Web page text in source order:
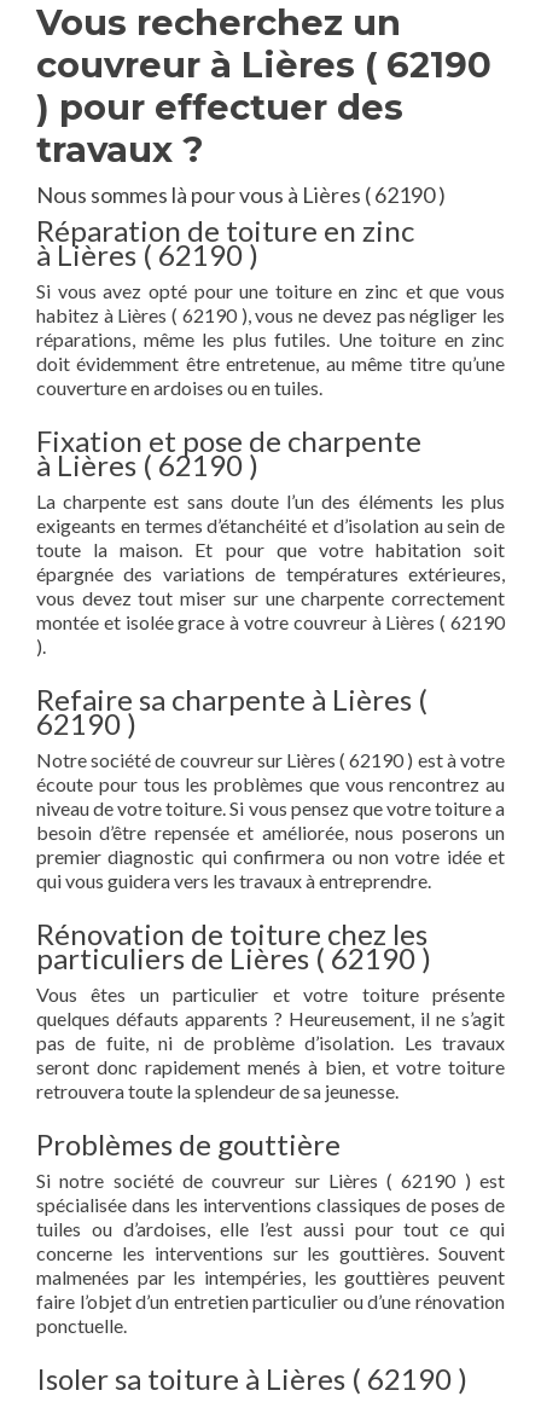
Vous recherchez un
couvreur à Lières ( 62190
) pour effectuer des
travaux ?
Nous sommes là pour vous à Lières ( 62190 )
Réparation de toiture en zinc
à Lières ( 62190 )
Si vous avez opté pour une toiture en zinc et que vous
habitez à Lières ( 62190 ), vous ne devez pas négliger les
réparations, même les plus futiles. Une toiture en zinc
doit évidemment être entretenue, au même titre qu’une
couverture en ardoises ou en tuiles.
Fixation et pose de charpente
à Lières ( 62190 )
La charpente est sans doute l’un des éléments les plus
exigeants en termes d’étanchéité et d’isolation au sein de
toute la maison. Et pour que votre habitation soit
épargnée des variations de températures extérieures,
vous devez tout miser sur une charpente correctement
montée et isolée grace à votre couvreur à Lières ( 62190
).
Refaire sa charpente à Lières (
62190 )
Notre société de couvreur sur Lières ( 62190 ) est à votre
écoute pour tous les problèmes que vous rencontrez au
niveau de votre toiture. Si vous pensez que votre toiture a
besoin d’être repensée et améliorée, nous poserons un
premier diagnostic qui confirmera ou non votre idée et
qui vous guidera vers les travaux à entreprendre.
Rénovation de toiture chez les
particuliers de Lières ( 62190 )
Vous êtes un particulier et votre toiture présente
quelques défauts apparents ? Heureusement, il ne s’agit
pas de fuite, ni de problème d’isolation. Les travaux
seront donc rapidement menés à bien, et votre toiture
retrouvera toute la splendeur de sa jeunesse.
Problèmes de gouttière
Si notre société de couvreur sur Lières ( 62190 ) est
spécialisée dans les interventions classiques de poses de
tuiles ou d’ardoises, elle l’est aussi pour tout ce qui
concerne les interventions sur les gouttières. Souvent
malmenées par les intempéries, les gouttières peuvent
faire l’objet d’un entretien particulier ou d’une rénovation
ponctuelle.
Isoler sa toiture à Lières ( 62190 )